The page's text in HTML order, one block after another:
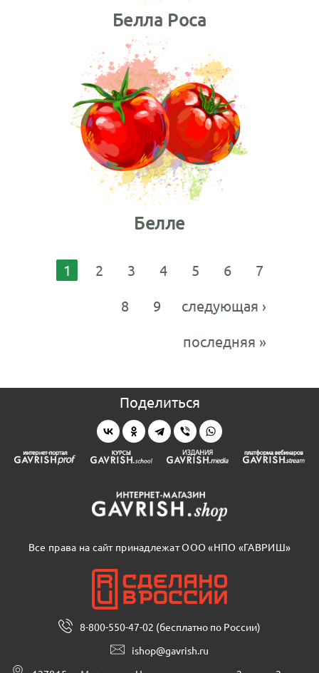
Белла Роса
Белле
1 2 3 4 5 6
7
8
9
следующая ›
последняя »
Поделиться
Все права на сайт принадлежат ООО «НПО «ГАВРИШ»
8-800-550-47-02 (бесплатно по России)
ishop@gavrish.ru